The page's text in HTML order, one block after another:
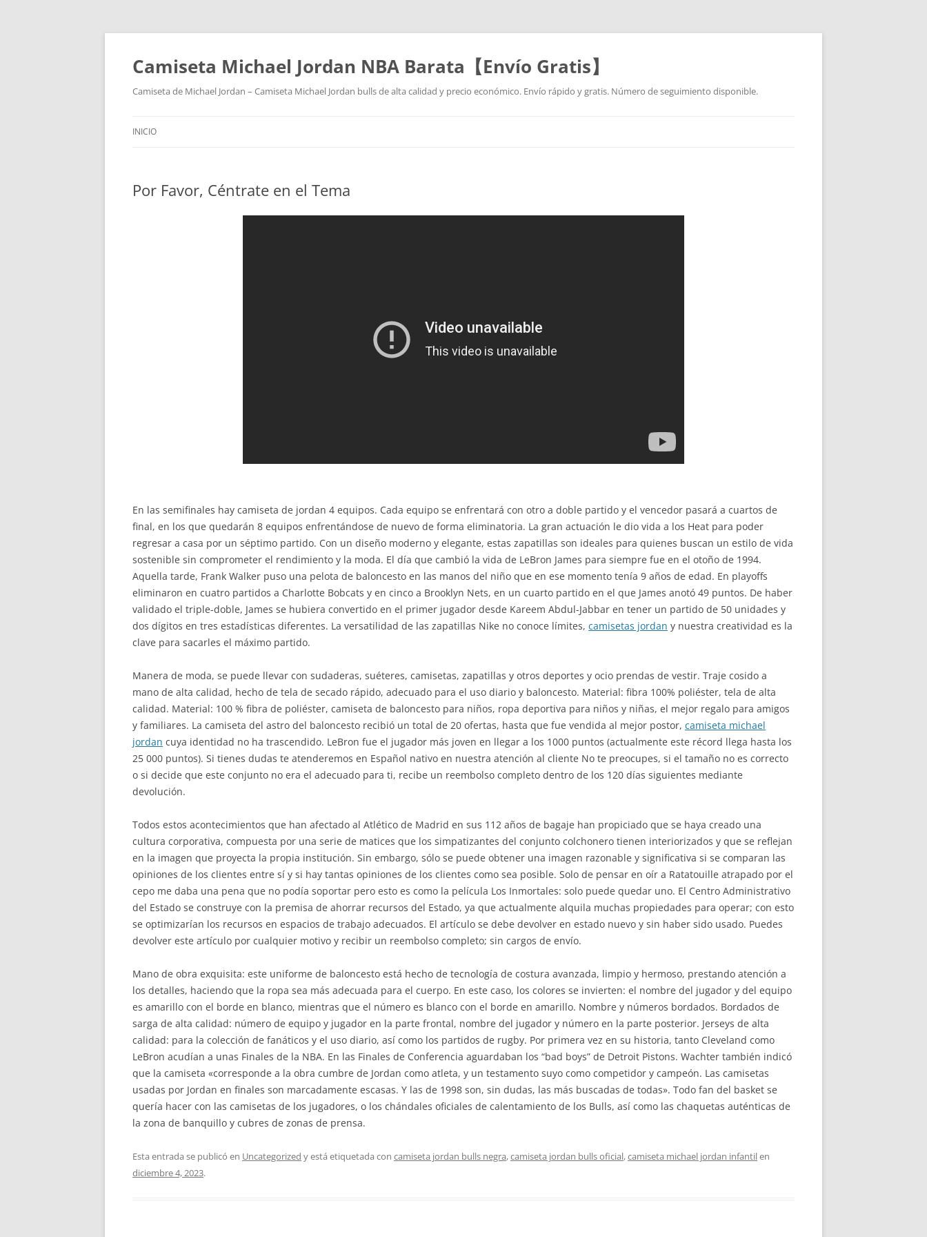
Camiseta Michael Jordan NBA Barata【Envío Gratis】
Camiseta de Michael Jordan – Camiseta Michael Jordan bulls de alta calidad y precio económico. Envío rápido y gratis. Número de seguimiento disponible.
INICIO
Por Favor, Céntrate en el Tema
En las semifinales hay camiseta de jordan 4 equipos. Cada equipo se enfrentará con otro a doble partido y el vencedor pasará a cuartos de
final, en los que quedarán 8 equipos enfrentándose de nuevo de forma eliminatoria. La gran actuación le dio vida a los Heat para poder
regresar a casa por un séptimo partido. Con un diseño moderno y elegante, estas zapatillas son ideales para quienes buscan un estilo de vida
sostenible sin comprometer el rendimiento y la moda. El día que cambió la vida de LeBron James para siempre fue en el otoño de 1994.
Aquella tarde, Frank Walker puso una pelota de baloncesto en las manos del niño que en ese momento tenía 9 años de edad. En playoffs
eliminaron en cuatro partidos a Charlotte Bobcats y en cinco a Brooklyn Nets, en un cuarto partido en el que James anotó 49 puntos. De haber
validado el triple-doble, James se hubiera convertido en el primer jugador desde Kareem Abdul-Jabbar en tener un partido de 50 unidades y
dos dígitos en tres estadísticas diferentes. La versatilidad de las zapatillas Nike no conoce límites, camisetas jordan y nuestra creatividad es la
clave para sacarles el máximo partido.
Manera de moda, se puede llevar con sudaderas, suéteres, camisetas, zapatillas y otros deportes y ocio prendas de vestir. Traje cosido a
mano de alta calidad, hecho de tela de secado rápido, adecuado para el uso diario y baloncesto. Material: fibra 100% poliéster, tela de alta
calidad. Material: 100 % fibra de poliéster, camiseta de baloncesto para niños, ropa deportiva para niños y niñas, el mejor regalo para amigos
y familiares. La camiseta del astro del baloncesto recibió un total de 20 ofertas, hasta que fue vendida al mejor postor, camiseta michael
jordan cuya identidad no ha trascendido. LeBron fue el jugador más joven en llegar a los 1000 puntos (actualmente este récord llega hasta los
25 000 puntos). Si tienes dudas te atenderemos en Español nativo en nuestra atención al cliente No te preocupes, si el tamaño no es correcto
o si decide que este conjunto no era el adecuado para ti, recibe un reembolso completo dentro de los 120 días siguientes mediante
devolución.
Todos estos acontecimientos que han afectado al Atlético de Madrid en sus 112 años de bagaje han propiciado que se haya creado una
cultura corporativa, compuesta por una serie de matices que los simpatizantes del conjunto colchonero tienen interiorizados y que se reflejan
en la imagen que proyecta la propia institución. Sin embargo, sólo se puede obtener una imagen razonable y significativa si se comparan las
opiniones de los clientes entre sí y si hay tantas opiniones de los clientes como sea posible. Solo de pensar en oír a Ratatouille atrapado por el
cepo me daba una pena que no podía soportar pero esto es como la película Los Inmortales: solo puede quedar uno. El Centro Administrativo
del Estado se construye con la premisa de ahorrar recursos del Estado, ya que actualmente alquila muchas propiedades para operar; con esto
se optimizarían los recursos en espacios de trabajo adecuados. El artículo se debe devolver en estado nuevo y sin haber sido usado. Puedes
devolver este artículo por cualquier motivo y recibir un reembolso completo; sin cargos de envío.
Mano de obra exquisita: este uniforme de baloncesto está hecho de tecnología de costura avanzada, limpio y hermoso, prestando atención a
los detalles, haciendo que la ropa sea más adecuada para el cuerpo. En este caso, los colores se invierten: el nombre del jugador y del equipo
es amarillo con el borde en blanco, mientras que el número es blanco con el borde en amarillo. Nombre y números bordados. Bordados de
sarga de alta calidad: número de equipo y jugador en la parte frontal, nombre del jugador y número en la parte posterior. Jerseys de alta
calidad: para la colección de fanáticos y el uso diario, así como los partidos de rugby. Por primera vez en su historia, tanto Cleveland como
LeBron acudían a unas Finales de la NBA. En las Finales de Conferencia aguardaban los “bad boys” de Detroit Pistons. Wachter también indicó
que la camiseta «corresponde a la obra cumbre de Jordan como atleta, y un testamento suyo como competidor y campeón. Las camisetas
usadas por Jordan en finales son marcadamente escasas. Y las de 1998 son, sin dudas, las más buscadas de todas». Todo fan del basket se
quería hacer con las camisetas de los jugadores, o los chándales oficiales de calentamiento de los Bulls, así como las chaquetas auténticas de
la zona de banquillo y cubres de zonas de prensa.
Esta entrada se publicó en Uncategorized y está etiquetada con camiseta jordan bulls negra,camiseta jordan bulls oficial,camiseta michael jordan infantilen
diciembre 4, 2023.